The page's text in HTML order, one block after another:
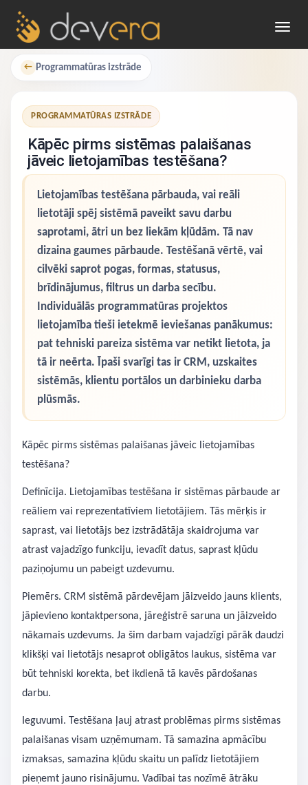
← Programmatūras izstrāde
PROGRAMMATŪRAS IZSTRĀDE
Kāpēc pirms sistēmas palaišanas
jāveic lietojamības testēšana?
Lietojamības testēšana pārbauda, vai reāli
lietotāji spēj sistēmā paveikt savu darbu
saprotami, ātri un bez liekām kļūdām. Tā nav
dizaina gaumes pārbaude. Testēšanā vērtē, vai
cilvēki saprot pogas, formas, statusus,
brīdinājumus, filtrus un darba secību.
Individuālās programmatūras projektos
lietojamība tieši ietekmē ieviešanas panākumus:
pat tehniski pareiza sistēma var netikt lietota, ja
tā ir neērta. Īpaši svarīgi tas ir CRM, uzskaites
sistēmās, klientu portālos un darbinieku darba
plūsmās.
Kāpēc pirms sistēmas palaišanas jāveic lietojamības
testēšana?
Definīcija. Lietojamības testēšana ir sistēmas pārbaude ar
reāliem vai reprezentatīviem lietotājiem. Tās mērķis ir
saprast, vai lietotājs bez izstrādātāja skaidrojuma var
atrast vajadzīgo funkciju, ievadīt datus, saprast kļūdu
paziņojumu un pabeigt uzdevumu.
Piemērs. CRM sistēmā pārdevējam jāizveido jauns klients,
jāpievieno kontaktpersona, jāreģistrē saruna un jāizveido
nākamais uzdevums. Ja šim darbam vajadzīgi pārāk daudzi
klikšķi vai lietotājs nesaprot obligātos laukus, sistēma var
būt tehniski korekta, bet ikdienā tā kavēs pārdošanas
darbu.
Ieguvumi. Testēšana ļauj atrast problēmas pirms sistēmas
palaišanas visam uzņēmumam. Tā samazina apmācību
izmaksas, samazina kļūdu skaitu un palīdz lietotājiem
pieņemt jauno risinājumu. Vadībai tas nozīmē ātrāku